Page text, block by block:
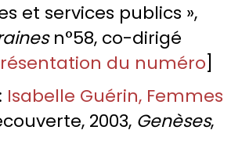
et services publics »,
n°58, co-dirigé
du numéro]
Isabelle Guérin, Femmes
2003, Genèses,